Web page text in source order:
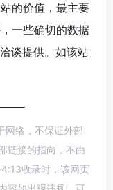
的价值，最主要
一些确切的数据
谈提供。如该站
网络，不保证外部
链接的指向，不由
收录时，该网页